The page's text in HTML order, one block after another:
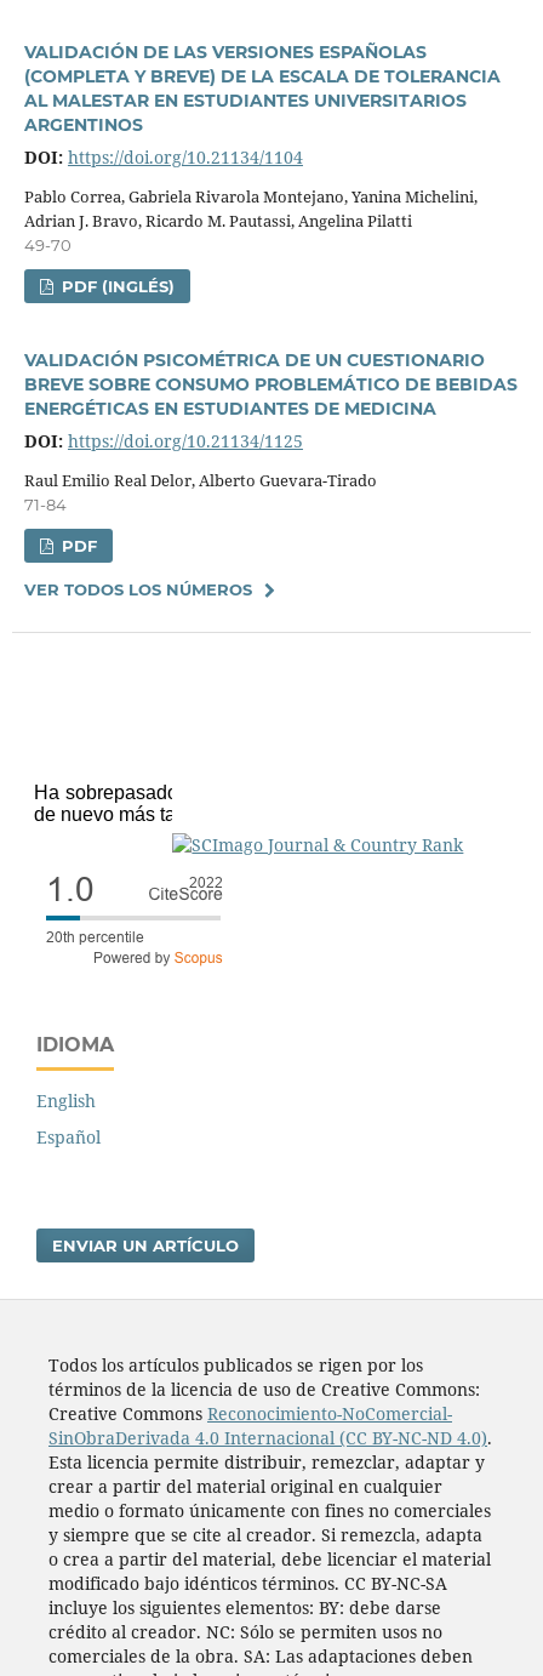
VALIDACIÓN DE LAS VERSIONES ESPAÑOLAS
(COMPLETA Y BREVE) DE LA ESCALA DE TOLERANCIA
AL MALESTAR EN ESTUDIANTES UNIVERSITARIOS
ARGENTINOS
DOI: https://doi.org/10.21134/1104
Pablo Correa, Gabriela Rivarola Montejano, Yanina Michelini,
Adrian J. Bravo, Ricardo M. Pautassi, Angelina Pilatti
49-70
PDF (INGLÉS)
VALIDACIÓN PSICOMÉTRICA DE UN CUESTIONARIO
BREVE SOBRE CONSUMO PROBLEMÁTICO DE BEBIDAS
ENERGÉTICAS EN ESTUDIANTES DE MEDICINA
DOI: https://doi.org/10.21134/1125
Raul Emilio Real Delor, Alberto Guevara-Tirado
71-84
PDF
VER TODOS LOS NÚMEROS
IDIOMA
English
Español
ENVIAR UN ARTÍCULO
Todos los artí­culos publicados se rigen por los
términos de la licencia de uso de Creative Commons:
Creative Commons Reconocimiento-NoComercial-
SinObraDerivada 4.0 Internacional (CC BY-NC-ND 4.0).
Esta licencia permite distribuir, remezclar, adaptar y
crear a partir del material original en cualquier
medio o formato únicamente con fines no comerciales
y siempre que se cite al creador. Si remezcla, adapta
o crea a partir del material, debe licenciar el material
modificado bajo idénticos términos. CC BY-NC-SA
incluye los siguientes elementos: BY: debe darse
crédito al creador. NC: Sólo se permiten usos no
comerciales de la obra. SA: Las adaptaciones deben